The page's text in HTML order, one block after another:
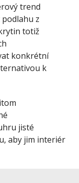
trend
z
totiž
konkrétní
k
jisté
aby jim interiér